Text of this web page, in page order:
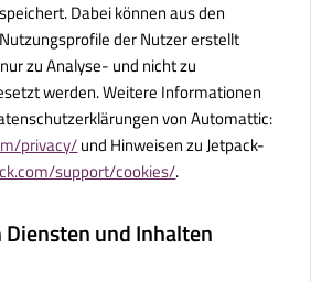
Dabei können aus den
der Nutzer erstellt
zu Analyse- und nicht zu
werden. Weitere Informationen
von Automattic:
privacy/und Hinweisen zu Jetpack-
support/cookies/.
und Inhalten